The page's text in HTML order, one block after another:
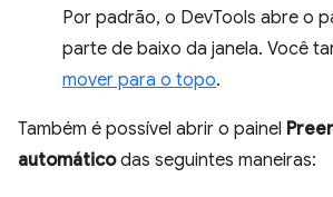
Por padrão, o DevTools abre o
parte de baixo da janela. Você
mover para o topo.
Também é possível abrir o painel
automáticodas seguintes maneiras: